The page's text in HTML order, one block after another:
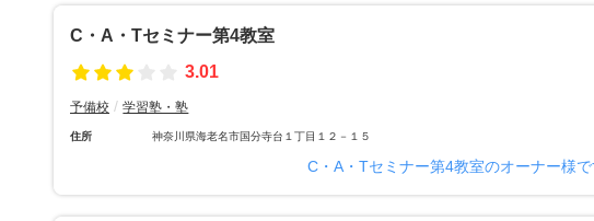
C・A・Tセミナー第4教室
3.01
予備校 学習塾・塾
住所 神奈川県海老名市国分寺台１丁目１２－１５
C・A・Tセミナー第4教室のオーナー様で